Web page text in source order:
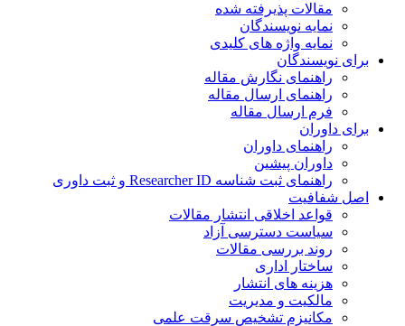
مقالات پذیرفته شده
نمایه نویسندگان
نمایه واژه های کلیدی
نویسندگان
راهنمای نگارش مقاله
راهنمای ارسال مقاله
فرم ارسال مقاله
داوران
راهنمای داوران
داوران پیشین
راهنمای ثبت شناسه Researcher ID و ثبت داوری
شفافیت
قواعد اخلاقی انتشار مقالات
سیاست دسترسی آزاد
روند بررسی مقالات
ساختار اداری
هزینه های انتشار
مالکیت و مدیریت
ﻣﮑﺎﻧﯿﺰم ﺗﺸﺨﯿﺺ ﺳﺮﻗﺖ ﻋﻠﻤﯽ